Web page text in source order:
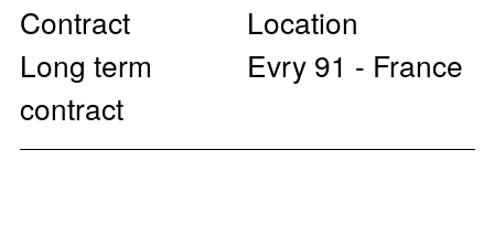
Contract
Long term
contract
Location
Evry 91 - France